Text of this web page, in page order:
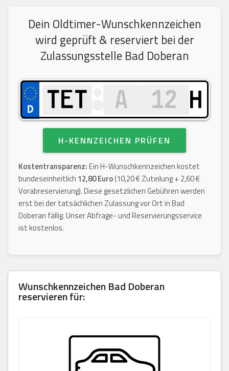
Dein Oldtimer-Wunschkennzeichen
wird geprüft & reserviert bei der
Zulassungsstelle Bad Doberan
H
H-KENNZEICHEN PRÜFEN
Kostentransparenz:Ein H-Wunschkennzeichen kostet
bundeseinheitlich 12,80 Euro(10,20 € Zuteilung + 2,60 €
Vorabreservierung). Diese gesetzlichen Gebühren werden
erst bei der tatsächlichen Zulassung vor Ort in Bad
Doberan fällig. Unser Abfrage- und Reservierungsservice
ist kostenlos.
WunschkennzeichenBad Doberan
reservieren für: